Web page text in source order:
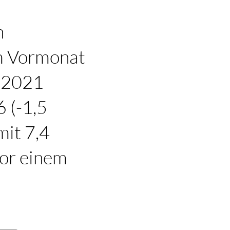
Vormonat
(-1,5
7,4
einem